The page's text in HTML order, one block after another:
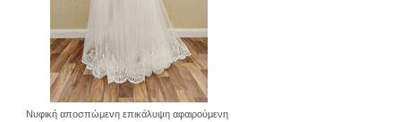
Νυφική αποσπώμενη επικάλυψη αφαιρούμενη